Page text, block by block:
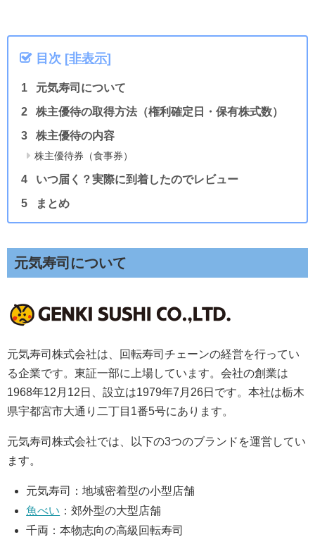
目次 [非表示]
元気寿司について
株主優待の取得方法（権利確定日・保有株式数）
株主優待の内容
株主優待券（食事券）
いつ届く？実際に到着したのでレビュー
まとめ
元気寿司について
元気寿司株式会社は、回転寿司チェーンの経営を行ってい
る企業です。東証一部に上場しています。会社の創業は
1968年12月12日、設立は1979年7月26日です。本社は栃木
県宇都宮市大通り二丁目1番5号にあります。
元気寿司株式会社では、以下の3つのブランドを運営してい
ます。
元気寿司：地域密着型の小型店舗
魚べい ：郊外型の大型店舗
千両：本物志向の高級回転寿司